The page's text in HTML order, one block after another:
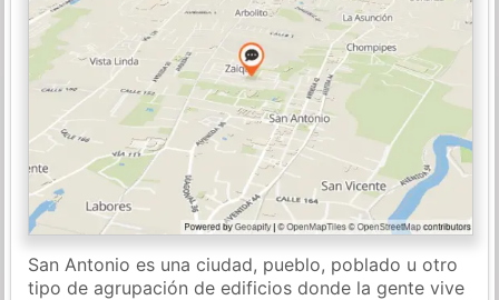
San Antonio es una ciudad, pueblo, poblado u otro
tipo de agrupación de edificios donde la gente vive